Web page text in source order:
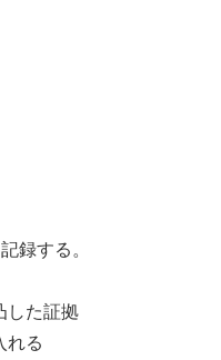
録する。
した証拠
れる